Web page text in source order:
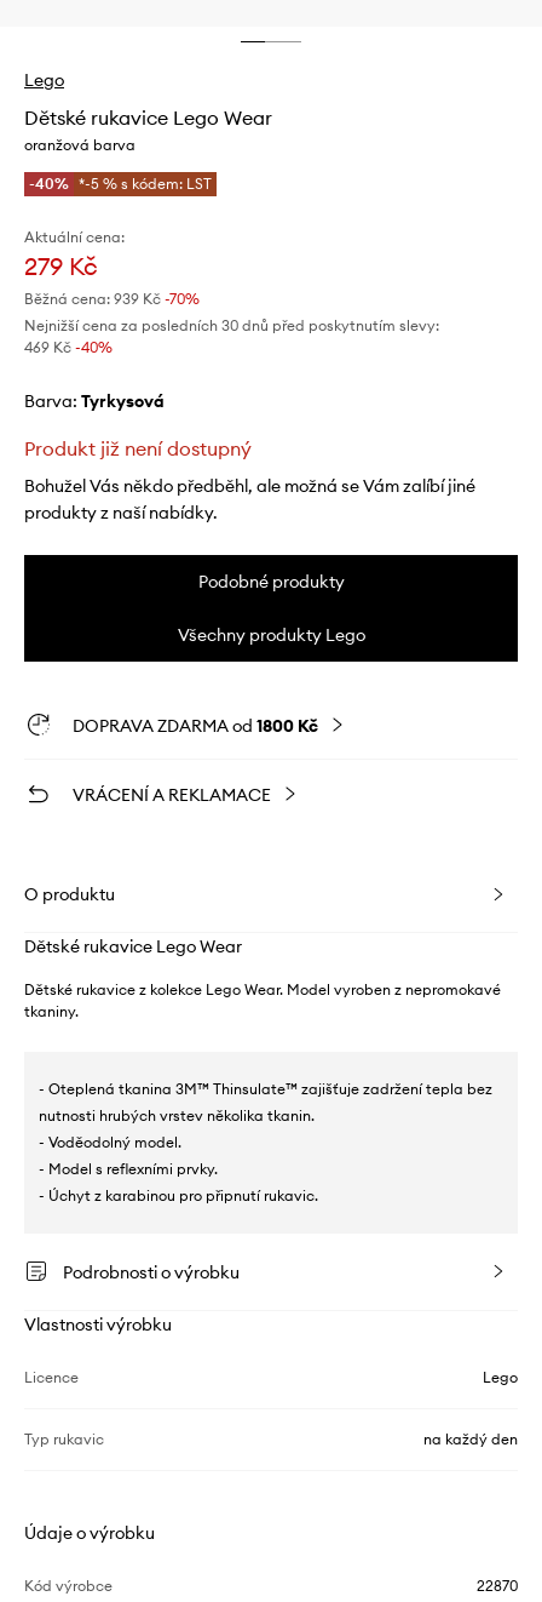
Lego
Dětské rukavice Lego Wear
oranžová barva
-40% *-5 % s kódem: LST
Aktuální cena:
279 Kč
Běžná cena: 939 Kč -70%
Nejnižší cena za posledních 30 dnů před poskytnutím slevy:
469 Kč -40%
Barva: tyrkysová
Produkt již není dostupný
Bohužel Vás někdo předběhl, ale možná se Vám zalíbí jiné
produkty z naší nabídky.
Podobné produkty
Všechny produkty Lego
DOPRAVA ZDARMA od 1800 Kč
VRÁCENÍ A REKLAMACE
O produktu
Dětské rukavice Lego Wear
Dětské rukavice z kolekce Lego Wear. Model vyroben z nepromokavé
tkaniny.
- Oteplená tkanina 3M™ Thinsulate™ zajišťuje zadržení tepla bez
nutnosti hrubých vrstev několika tkanin.
- Voděodolný model.
- Model s reflexními prvky.
- Úchyt z karabinou pro připnutí rukavic.
Podrobnosti o výrobku
Vlastnosti výrobku
Licence Lego
Typ rukavic na každý den
Údaje o výrobku
Kód výrobce 22870